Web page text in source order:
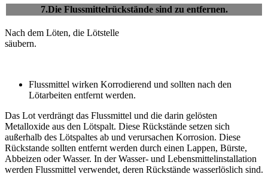
7.Die Flussmittelrückstände sind zu entfernen.
Nach dem Löten, die Lötstelle
säubern.
Flussmittel wirken Korrodierend und sollten nach den
Lötarbeiten entfernt werden.
Das Lot verdrängt das Flussmittel und die darin gelösten
Metalloxide aus den Lötspalt. Diese Rückstände setzen sich
außerhalb des Lötspaltes ab und verursachen Korrosion. Diese
Rückstande sollten entfernt werden durch einen Lappen, Bürste,
Abbeizen oder Wasser. In der Wasser- und Lebensmittelinstallation
werden Flussmittel verwendet, deren Rückstände wasserlöslich sind.